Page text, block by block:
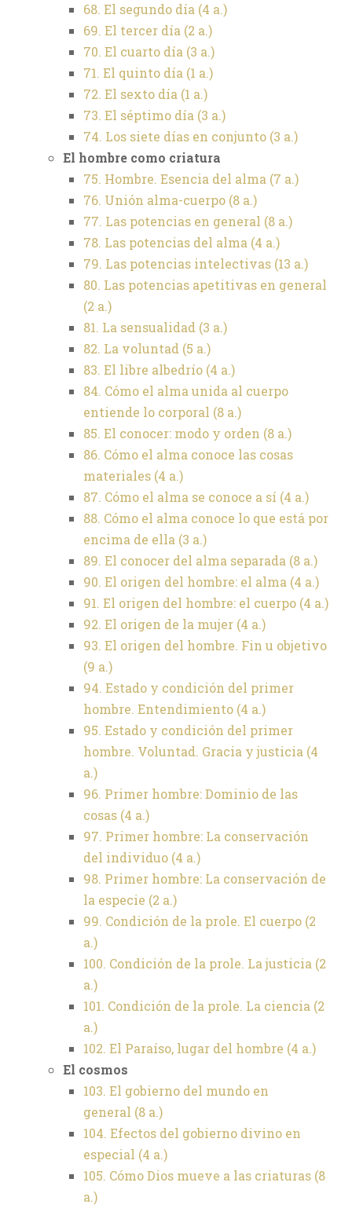
68. El segundo día (4 a.)
69. El tercer día (2 a.)
70. El cuarto día (3 a.)
71. El quinto día (1 a.)
72. El sexto día (1 a.)
73. El séptimo día (3 a.)
74. Los siete días en conjunto (3 a.)
El hombre como criatura
75. Hombre. Esencia del alma (7 a.)
76. Unión alma-cuerpo (8 a.)
77. Las potencias en general (8 a.)
78. Las potencias del alma (4 a.)
79. Las potencias intelectivas (13 a.)
80. Las potencias apetitivas en general
(2 a.)
81. La sensualidad (3 a.)
82. La voluntad (5 a.)
83. El libre albedrío (4 a.)
84. Cómo el alma unida al cuerpo
entiende lo corporal (8 a.)
85. El conocer: modo y orden (8 a.)
86. Cómo el alma conoce las cosas
materiales (4 a.)
87. Cómo el alma se conoce a sí (4 a.)
88. Cómo el alma conoce lo que está por
encima de ella (3 a.)
89. El conocer del alma separada (8 a.)
90. El origen del hombre: el alma (4 a.)
91. El origen del hombre: el cuerpo (4 a.)
92. El origen de la mujer (4 a.)
93. El origen del hombre. Fin u objetivo
(9 a.)
94. Estado y condición del primer
hombre. Entendimiento (4 a.)
95. Estado y condición del primer
hombre. Voluntad. Gracia y justicia (4
a.)
96. Primer hombre: Dominio de las
cosas (4 a.)
97. Primer hombre: La conservación
del individuo (4 a.)
98. Primer hombre: La conservación de
la especie (2 a.)
99. Condición de la prole. El cuerpo (2
a.)
100. Condición de la prole. La justicia (2
a.)
101. Condición de la prole. La ciencia (2
a.)
102. El Paraíso, lugar del hombre (4 a.)
El cosmos
103. El gobierno del mundo en
general (8 a.)
104. Efectos del gobierno divino en
especial (4 a.)
105. Cómo Dios mueve a las criaturas (8
a.)